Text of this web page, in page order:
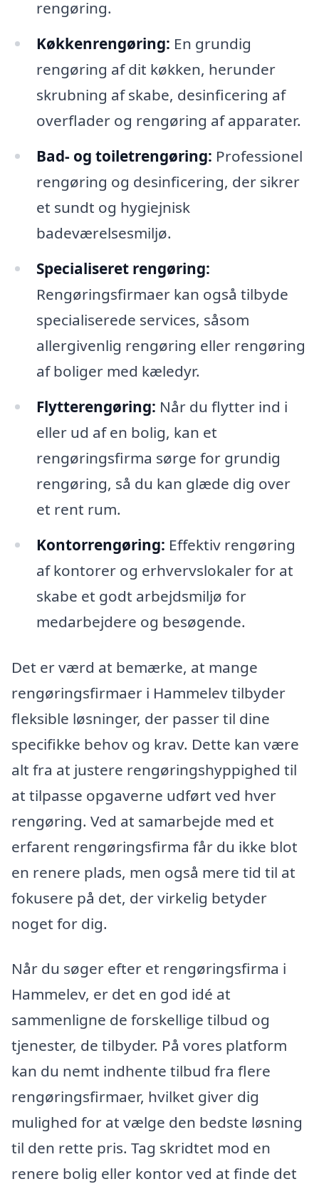
rengøring.
Køkkenrengøring: En grundig
rengøring af dit køkken, herunder
skrubning af skabe, desinficering af
overflader og rengøring af apparater.
Bad- og toiletrengøring: Professionel
rengøring og desinficering, der sikrer
et sundt og hygiejnisk
badeværelsesmiljø.
Specialiseret rengøring:
Rengøringsfirmaer kan også tilbyde
specialiserede services, såsom
allergivenlig rengøring eller rengøring
af boliger med kæledyr.
Flytterengøring: Når du flytter ind i
eller ud af en bolig, kan et
rengøringsfirma sørge for grundig
rengøring, så du kan glæde dig over
et rent rum.
Kontorrengøring: Effektiv rengøring
af kontorer og erhvervslokaler for at
skabe et godt arbejdsmiljø for
medarbejdere og besøgende.
Det er værd at bemærke, at mange
rengøringsfirmaer i Hammelev tilbyder
fleksible løsninger, der passer til dine
specifikke behov og krav. Dette kan være
alt fra at justere rengøringshyppighed til
at tilpasse opgaverne udført ved hver
rengøring. Ved at samarbejde med et
erfarent rengøringsfirma får du ikke blot
en renere plads, men også mere tid til at
fokusere på det, der virkelig betyder
noget for dig.
Når du søger efter et rengøringsfirma i
Hammelev, er det en god idé at
sammenligne de forskellige tilbud og
tjenester, de tilbyder. På vores platform
kan du nemt indhente tilbud fra flere
rengøringsfirmaer, hvilket giver dig
mulighed for at vælge den bedste løsning
til den rette pris. Tag skridtet mod en
renere bolig eller kontor ved at finde det